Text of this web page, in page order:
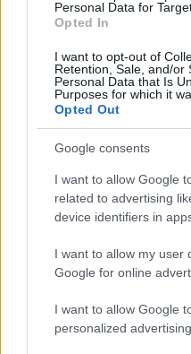
Personal Data for
Opted In
I want to opt-out of
Retention, Sale, and/or
Personal Data that Is
Purposes for which it
Opted Out
Google consents
I want to allow Google
related to advertising
device identifiers in
I want to allow my user
Google for online
I want to allow Google
personalized advertising.
Míchel vuelve al Getafe
El Getafe se ha movido
ha anunciado la